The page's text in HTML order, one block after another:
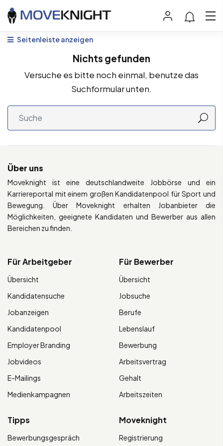
Seitenleiste anzeigen
Nichts gefunden
Versuche es bitte noch einmal, benutze das
Suchformular unten.
Über uns
Moveknight ist eine deutschlandweite Jobbörse und ein
Karriereportal mit einem großen Kandidatenpool für Sport und
Bewegung. Über Moveknight erhalten Jobanbieter die
Möglichkeiten, geeignete Kandidaten und Bewerber aus allen
Bereichen zu finden.
Für Arbeitgeber
Übersicht
Kandidatensuche
Jobanzeigen
Kandidatenpool
Employer Branding
Jobvideos
E-Mailings
Medienkampagnen
Für Bewerber
Übersicht
Jobsuche
Berufe
Lebenslauf
Bewerbung
Arbeitsvertrag
Gehalt
Arbeitszeiten
Tipps
Bewerbungsgespräch
Moveknight
Registrierung